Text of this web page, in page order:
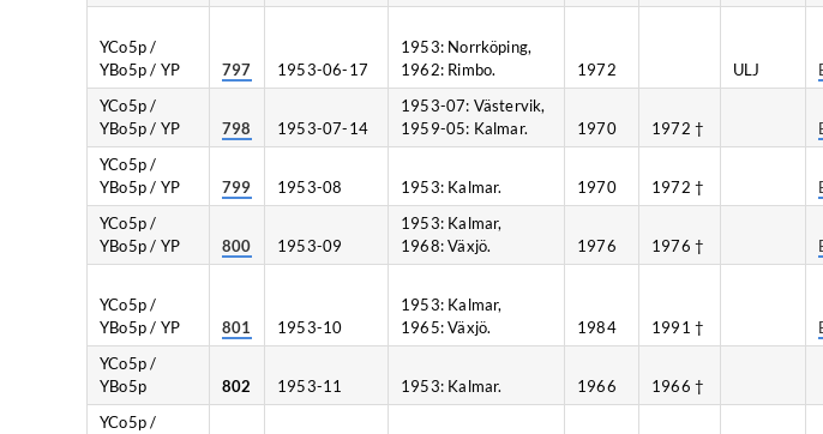
YCo5p /
YBo5p / YP
797 1953-06-17
1953: Norrköping,
1962: Rimbo.
1972 ULJ
YCo5p /
YBo5p / YP
798 1953-07-14
1953-07: Västervik,
1959-05: Kalmar.
1970 1972 †
YCo5p /
YBo5p / YP
799 1953-08 1953: Kalmar. 1970 1972 †
YCo5p /
YBo5p / YP
800 1953-09
1953: Kalmar,
1968: Växjö.
1976 1976 †
YCo5p /
YBo5p / YP
801 1953-10
1953: Kalmar,
1965: Växjö.
1984 1991 †
YCo5p /
YBo5p
802 1953-11 1953: Kalmar. 1966 1966 †
YCo5p /